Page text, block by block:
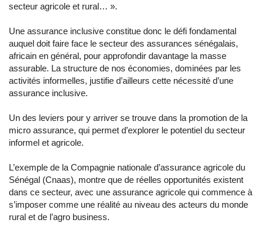
secteur agricole et rural… ».
Une assurance inclusive constitue donc le défi fondamental
auquel doit faire face le secteur des assurances sénégalais,
africain en général, pour approfondir davantage la masse
assurable. La structure de nos économies, dominées par les
activités informelles, justifie d’ailleurs cette nécessité d’une
assurance inclusive.
Un des leviers pour y arriver se trouve dans la promotion de la
micro assurance, qui permet d’explorer le potentiel du secteur
informel et agricole.
L’exemple de la Compagnie nationale d’assurance agricole du
Sénégal (Cnaas), montre que de réelles opportunités existent
dans ce secteur, avec une assurance agricole qui commence à
s’imposer comme une réalité au niveau des acteurs du monde
rural et de l’agro business.